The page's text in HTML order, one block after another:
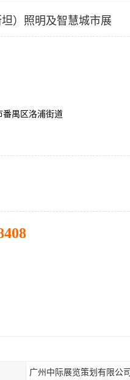
）照明及智慧城市展
番禺区洛浦街道
广州中际展览策划有限公司